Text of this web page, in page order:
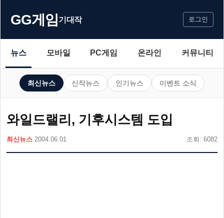
GG게임기대작 로그인
뉴스 모바일 PC게임 온라인 커뮤니티
최신뉴스 신작뉴스 인기뉴스 이벤트 소식
와일드랠리, 기후시스템 도입
최신뉴스 2004.06.01 조회: 6082